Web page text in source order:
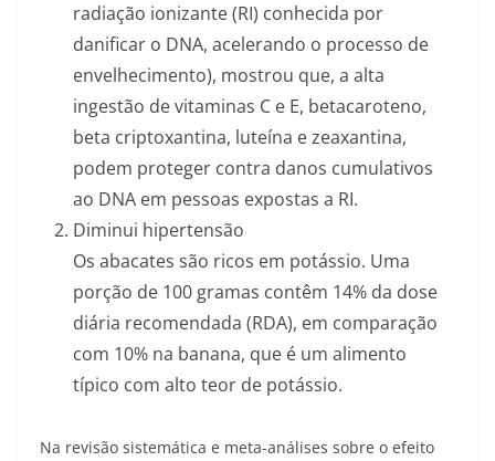
radiação ionizante (RI) conhecida por
danificar o DNA, acelerando o processo de
envelhecimento), mostrou que, a alta
ingestão de vitaminas C e E, betacaroteno,
beta criptoxantina, luteína e zeaxantina,
podem proteger contra danos cumulativos
ao DNA em pessoas expostas a RI.
Diminui hipertensão
Os abacates são ricos em potássio. Uma
porção de 100 gramas contêm 14% da dose
diária recomendada (RDA), em comparação
com 10% na banana, que é um alimento
típico com alto teor de potássio.
Na revisão sistemática e meta-análises sobre o efeito